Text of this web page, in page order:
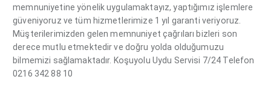
memnuniyetine yönelik uygulamaktayız, yaptığımız işlemlere
güveniyoruz ve tüm hizmetlerimize 1 yıl garanti veriyoruz.
Müşterilerimizden gelen memnuniyet çağrıları bizleri son
derece mutlu etmektedir ve doğru yolda olduğumuzu
bilmemizi sağlamaktadır. Koşuyolu Uydu Servisi 7/24 Telefon
0216 342 88 10